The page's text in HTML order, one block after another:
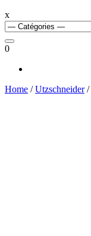
x
0
Home /Utzschneider/